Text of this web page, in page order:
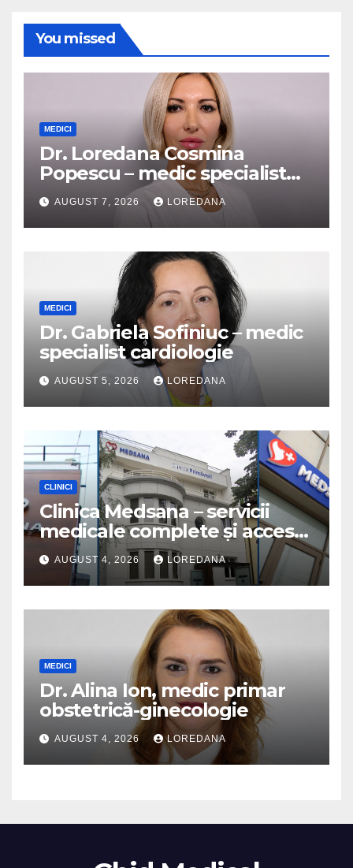
You missed
MEDICI
Dr. Loredana Cosmina
Popescu – medic specialist
dermatologie
AUGUST 7, 2026 LOREDANA
MEDICI
Dr. Gabriela Sofiniuc – medic
specialist cardiologie
AUGUST 5, 2026 LOREDANA
CLINICI
Clinica Medsana – servicii
medicale complete și acces
la specialiști cu experiență
AUGUST 4, 2026 LOREDANA
MEDICI
Dr. Alina Ion, medic primar
obstetrică-ginecologie
AUGUST 4, 2026 LOREDANA